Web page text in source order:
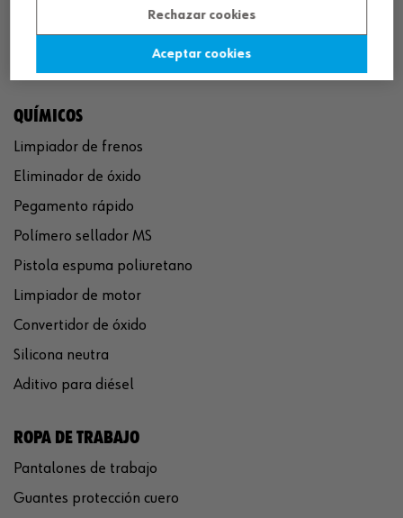
QUÍMICOS
Limpiador de frenos
Eliminador de óxido
Pegamento rápido
Polímero sellador MS
Pistola espuma poliuretano
Limpiador de motor
Convertidor de óxido
Silicona neutra
Aditivo para diésel
ROPA DE TRABAJO
Pantalones de trabajo
Guantes protección cuero
Rechazar cookies
Aceptar cookies